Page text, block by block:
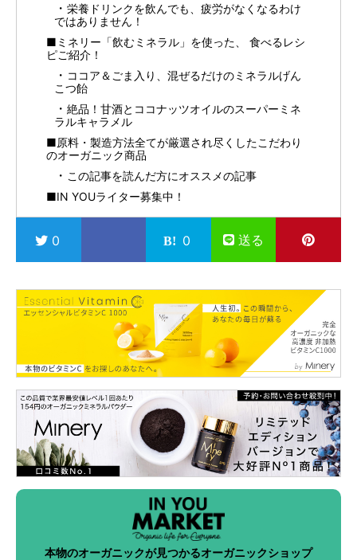
栄養ドリンクを飲んでも、疲労がなくなるわけ
ではありません！
■ミネリー「飲むミネラル」を使った、 食べるレシ
ピご紹介！
ココア＆ごま入り、混ぜるだけのミネラルげん
こつ飴
絶品！甘酒とココナッツオイルのスーパーミネ
ラルキャラメル
■原料・製造方法全てが厳選され尽くしたこだわり
のオーガニック商品
この記事を読んだ方にオススメの記事
■IN YOUライター募集中！
0 0 送る
本物のオーガニックが見つかるオーガニックショップ